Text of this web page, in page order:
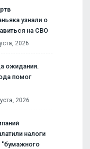
узнали о
на СВО
2026
ожидания.
помог
2026
налоги
"бумажного